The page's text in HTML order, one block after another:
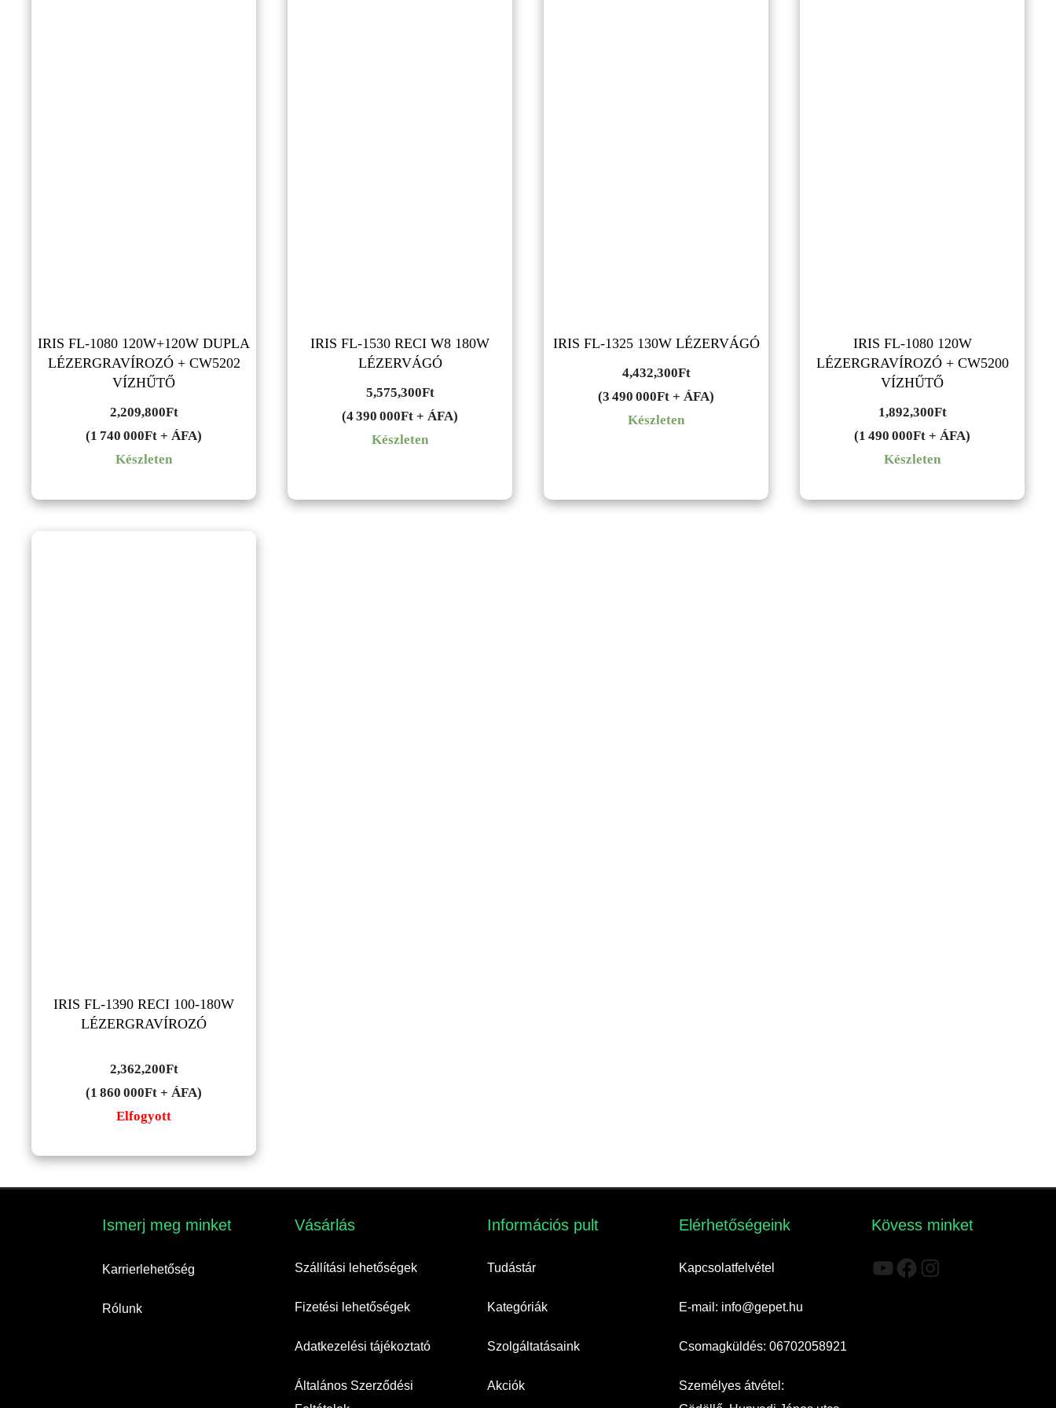
IRIS FL-1080 120W+120W DUPLA
LÉZERGRAVÍROZÓ + CW5202
VÍZHŰTŐ
2,209,800Ft
(1 740 000Ft + ÁFA)
Készleten
IRIS FL-1530 RECI W8 180W
LÉZERVÁGÓ
5,575,300Ft
(4 390 000Ft + ÁFA)
Készleten
IRIS FL-1325 130W LÉZERVÁGÓ
4,432,300Ft
(3 490 000Ft + ÁFA)
Készleten
IRIS FL-1080 120W
LÉZERGRAVÍROZÓ + CW5200
VÍZHŰTŐ
1,892,300Ft
(1 490 000Ft + ÁFA)
Készleten
IRIS FL-1390 RECI 100-180W
LÉZERGRAVÍROZÓ
2,362,200Ft
(1 860 000Ft + ÁFA)
Elfogyott
Ismerj meg minket​
Karrierlehetőség
Rólunk
Vásárlás​
Szállítási lehetőségek
Fizetési lehetőségek
Adatkezelési tájékoztató
Általános Szerződési
Információs pult​
Tudástár
Kategóriák
Szolgáltatásaink
Akciók
Elérhetőségeink​
Kapcsolatfelvétel
E-mail: info@gepet.hu
Csomagküldés: 06702058921
Személyes átvétel:
Kövess minket
YouTube
Facebook
Instagram